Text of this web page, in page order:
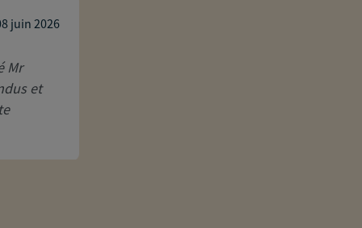
juin 2026
Mr
et